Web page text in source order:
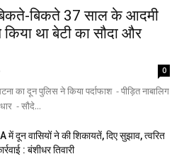
बिकते 37 साल के आदमी
था बेटी का सौदा और
0
का दून पुलिस ने किया पर्दाफाश - पीड़ित नाबालिग
- सौदे...
में दून वासियों ने की शिकायतें, दिए सुझाव, त्वरित
: बंशीधर तिवारी